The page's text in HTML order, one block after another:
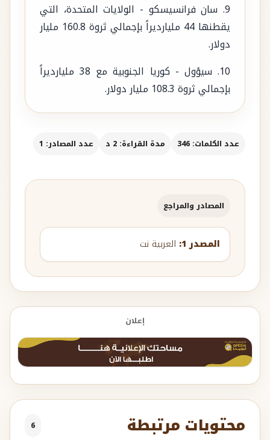
9. سان فرانسيسكو - الولايات المتحدة، التي
يقطنها 44 مليارديراً بإجمالي ثروة 160.8 مليار
دولار.
10. سيؤول - كوريا الجنوبية مع 38 مليارديراً
بإجمالي ثروة 108.3 مليار دولار.
عدد الكلمات: 346 مدة القراءة: 2 د عدد المصادر: 1
المصادر والمراجع
المصدر 1: العربية نت
إعلان
محتويات مرتبطة 6